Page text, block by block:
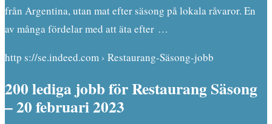
från Argentina, utan mat efter säsong på lokala råvaror. En
av många fördelar med att äta efter …
http s://se.indeed.com › Restaurang-Säsong-jobb
200 lediga jobb för Restaurang Säsong
– 20 februari 2023